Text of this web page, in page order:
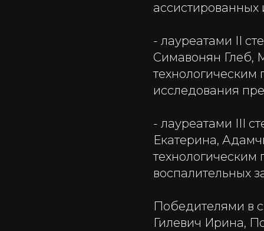
ассистированных
- лауреатами II
Симавонян Глеб,
исследования
- лауреатами III
Екатерина,
технологическим
воспалительных
Победителями в
Гилевич Ирина,